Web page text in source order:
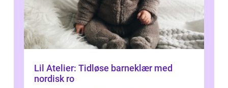
Lil Atelier: Tidløse barneklær med
nordisk ro